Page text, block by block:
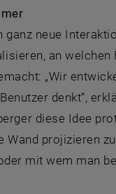
neue
an welchen
„Wir
denkt“,
diese Idee
projizieren
mit wem man